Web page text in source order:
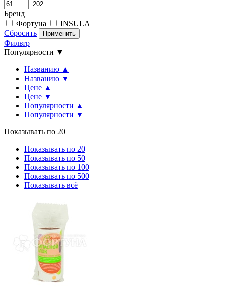
Бренд
Фортуна
INSULA
Сбросить
Применить
Фильтр
Популярности ▼
Названию ▲
Названию ▼
Цене ▲
Цене ▼
Популярности ▲
Популярности ▼
Показывать по 20
Показывать по 20
Показывать по 50
Показывать по 100
Показывать по 500
Показывать всё